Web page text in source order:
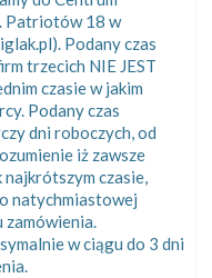
Patriotów 18 w
Podany czas
trzecich NIE JEST
czasie w jakim
Podany czas
dni roboczych, od
iż zawsze
najkrótszym czasie,
natychmiastowej
zamówienia.
w ciągu do 3 dni